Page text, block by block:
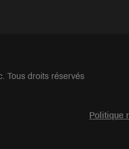
Tous droits réservés
Politique